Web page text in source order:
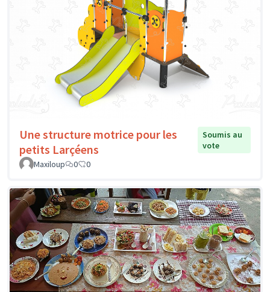
Une structure motrice pour les
petits Larçéens
Soumis au
vote
Maxiloup
0 0